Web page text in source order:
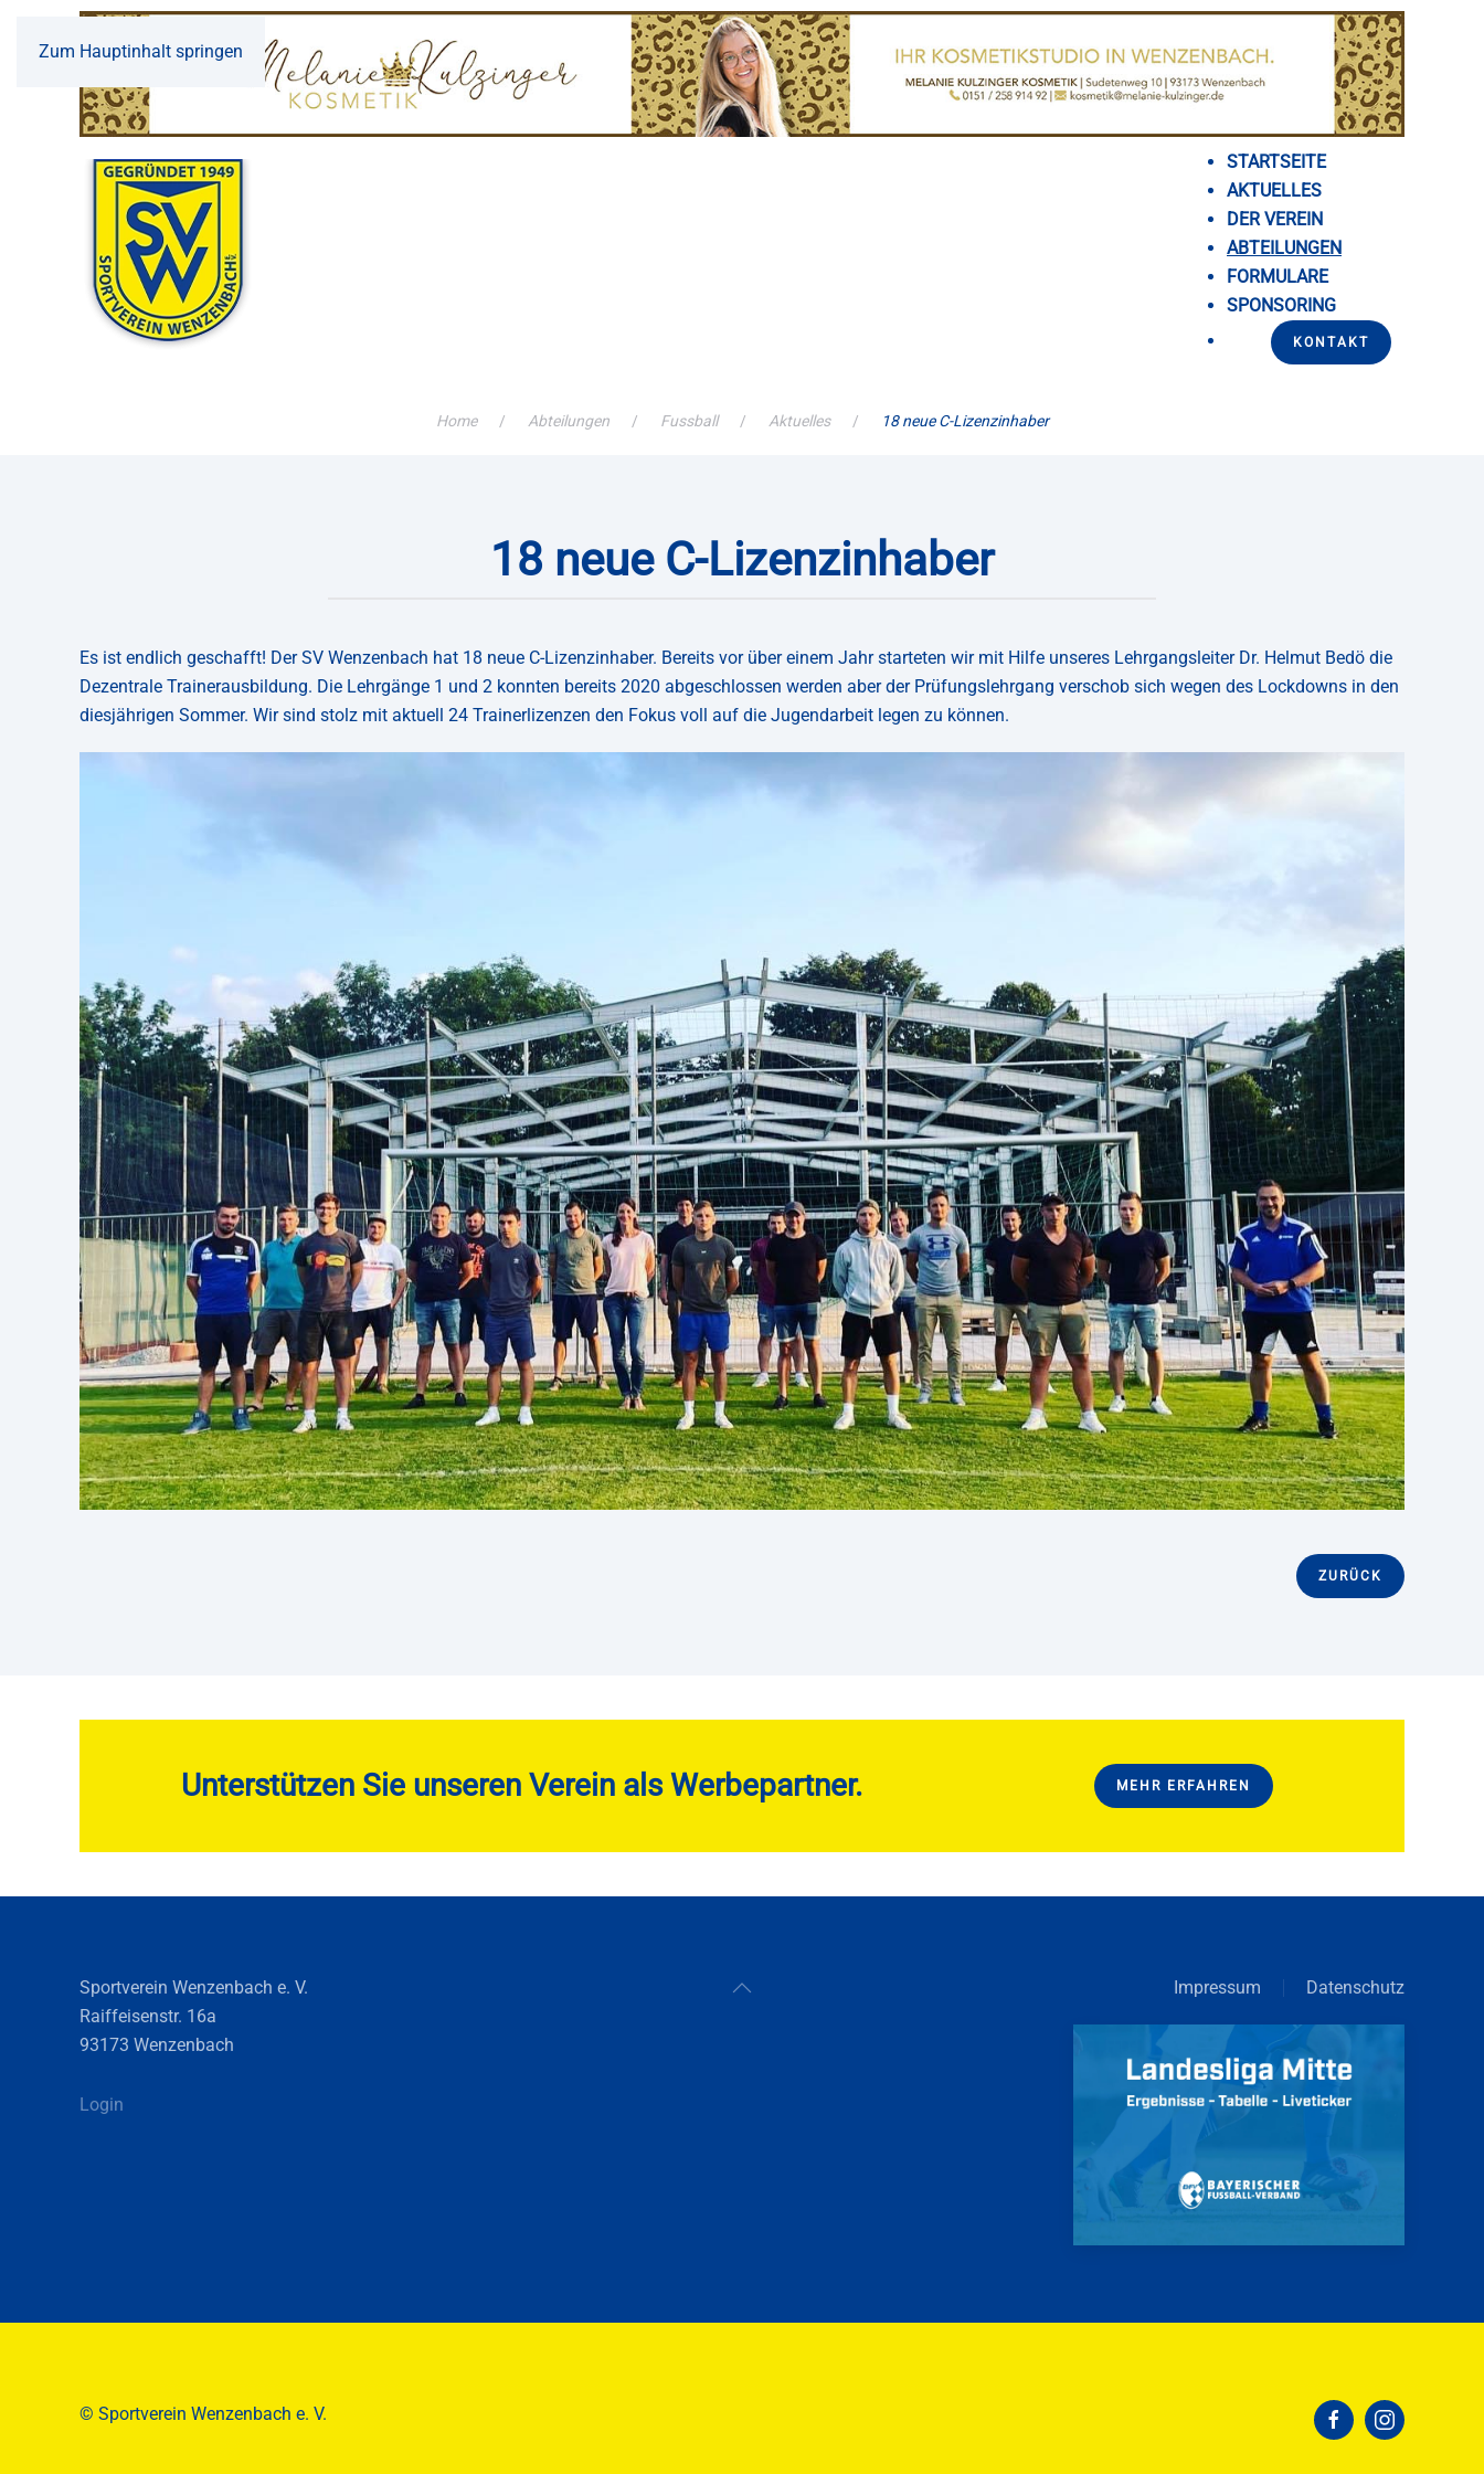
Zum Hauptinhalt springen
STARTSEITE
AKTUELLES
DER VEREIN
ABTEILUNGEN
FORMULARE
SPONSORING
KONTAKT
Home Abteilungen Fussball Aktuelles 18 neue C-Lizenzinhaber
18 neue C-Lizenzinhaber
Es ist endlich geschafft! Der SV Wenzenbach hat 18 neue C-Lizenzinhaber. Bereits vor über einem Jahr starteten wir mit Hilfe unseres Lehrgangsleiter Dr. Helmut Bedö die
Dezentrale Trainerausbildung. Die Lehrgänge 1 und 2 konnten bereits 2020 abgeschlossen werden aber der Prüfungslehrgang verschob sich wegen des Lockdowns in den
diesjährigen Sommer. Wir sind stolz mit aktuell 24 Trainerlizenzen den Fokus voll auf die Jugendarbeit legen zu können.
ZURÜCK
Unterstützen Sie unseren Verein als Werbepartner. MEHR ERFAHREN
Sportverein Wenzenbach e. V.
Raiffeisenstr. 16a
93173 Wenzenbach
Login
Impressum Datenschutz
© Sportverein Wenzenbach e. V.